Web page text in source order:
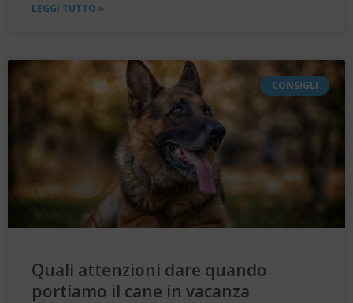
LEGGI TUTTO »
CONSIGLI
Quali attenzioni dare quando
portiamo il cane in vacanza